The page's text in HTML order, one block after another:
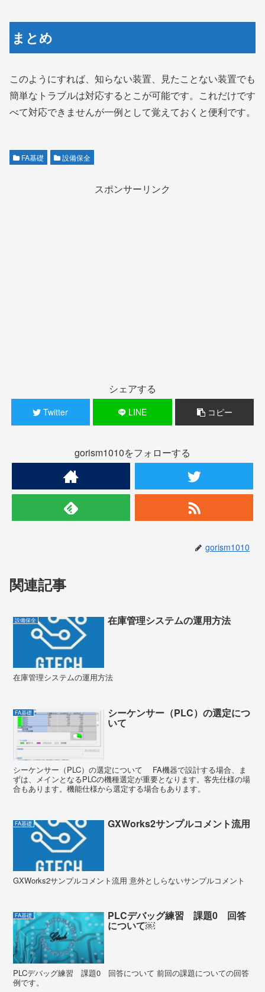
まとめ
このようにすれば、知らない装置、見たことない装置でも
簡単なトラブルは対応するとこが可能です。これだけです
べて対応できませんが一例として覚えておくと便利です。
FA基礎 設備保全
スポンサーリンク
シェアする
Twitter LINE コピー
gorism1010をフォローする
gorism1010
関連記事
設備保全 在庫管理システムの運用方法
在庫管理システムの運用方法
FA基礎 シーケンサー（PLC）の選定につ
いて
シーケンサー（PLC）の選定について FA機器で設計する場合、ま
ずは、メインとなるPLCの機種選定が重要となります。客先仕様の場
合もあります。機能仕様から選定する場合もあります。
FA基礎 GXWorks2サンプルコメント流用
GXWorks2サンプルコメント流用 意外としらないサンプルコメント
FA基礎 PLCデバッグ練習 課題0 回答
について￼
PLCデバッグ練習 課題0 回答について 前回の課題についての回答
例です。